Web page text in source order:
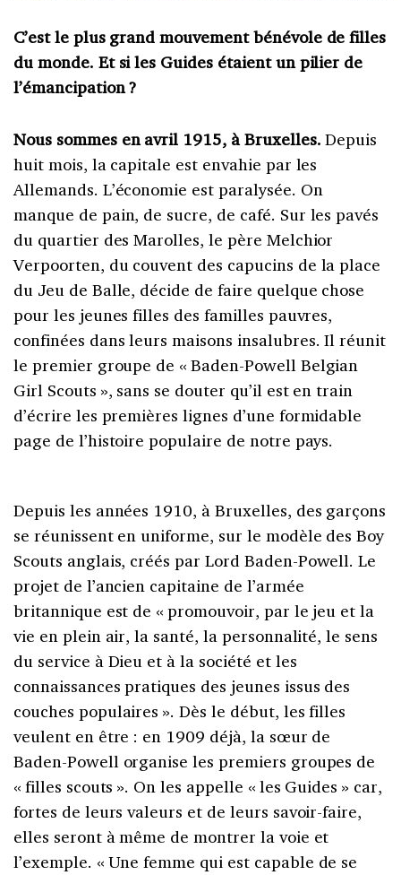
C’est le plus grand mouvement bénévole de filles
du monde. Et si les Guides étaient un pilier de
l’émancipation ?
Nous sommes en avril 1915, à Bruxelles.Depuis
huit mois, la capitale est envahie par les
Allemands. L’économie est paralysée. On
manque de pain, de sucre, de café. Sur les pavés
du quartier des Marolles, le père Melchior
Verpoorten, du couvent des capucins de la place
du Jeu de Balle, décide de faire quelque chose
pour les jeunes filles des familles pauvres,
confinées dans leurs maisons insalubres. Il réunit
le premier groupe de « Baden-Powell Belgian
Girl Scouts », sans se douter qu’il est en train
d’écrire les premières lignes d’une formidable
page de l’histoire populaire de notre pays.
Depuis les années 1910, à Bruxelles, des garçons
se réunissent en uniforme, sur le modèle des Boy
Scouts anglais, créés par Lord Baden-Powell. Le
projet de l’ancien capitaine de l’armée
britannique est de « promouvoir, par le jeu et la
vie en plein air, la santé, la personnalité, le sens
du service à Dieu et à la société et les
connaissances pratiques des jeunes issus des
couches populaires ». Dès le début, les filles
veulent en être : en 1909 déjà, la sœur de
Baden-Powell organise les premiers groupes de
« filles scouts ». On les appelle « les Guides » car,
fortes de leurs valeurs et de leurs savoir-faire,
elles seront à même de montrer la voie et
l’exemple. « Une femme qui est capable de se